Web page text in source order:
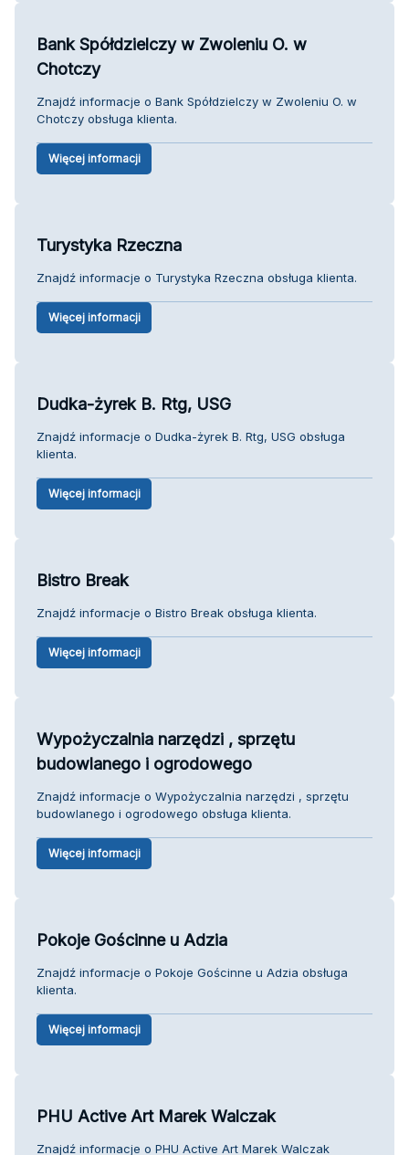
Bank Spółdzielczy w Zwoleniu O. w
Chotczy
Znajdź informacje o Bank Spółdzielczy w Zwoleniu O. w
Chotczy obsługa klienta.
Więcej informacji
Turystyka Rzeczna
Znajdź informacje o Turystyka Rzeczna obsługa klienta.
Więcej informacji
Dudka-żyrek B. Rtg, USG
Znajdź informacje o Dudka-żyrek B. Rtg, USG obsługa
klienta.
Więcej informacji
Bistro Break
Znajdź informacje o Bistro Break obsługa klienta.
Więcej informacji
Wypożyczalnia narzędzi , sprzętu
budowlanego i ogrodowego
Znajdź informacje o Wypożyczalnia narzędzi , sprzętu
budowlanego i ogrodowego obsługa klienta.
Więcej informacji
Pokoje Gościnne u Adzia
Znajdź informacje o Pokoje Gościnne u Adzia obsługa
klienta.
Więcej informacji
PHU Active Art Marek Walczak
Znajdź informacje o PHU Active Art Marek Walczak